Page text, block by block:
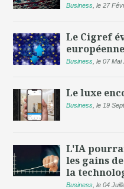
Business ,le 27
Le Cigref
Business ,le 07 Mai
Le luxe
Business ,le 19
L'IA
les gains
la
Business ,le 04